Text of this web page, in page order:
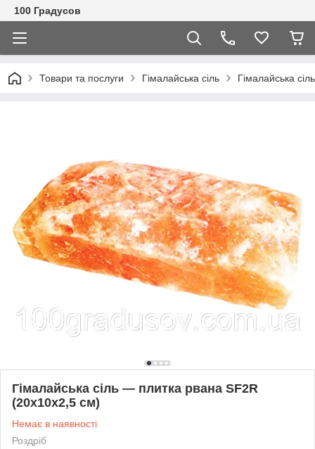
100 Градусов
Товари та послуги Гімалайська сіль Гімалайська
Гімалайська сіль — плитка рвана SF2R
(20x10x2,5 см)
Немає в наявності
Роздріб